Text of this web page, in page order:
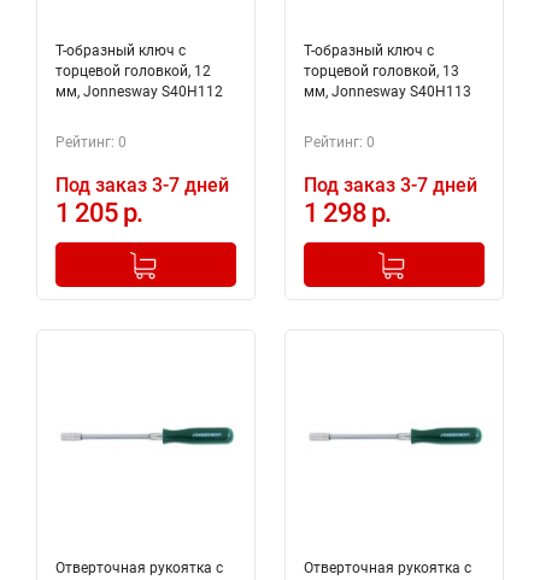
Т-образный ключ с
торцевой головкой, 12
мм, Jonnesway S40H112
Рейтинг: 0
Под заказ 3-7 дней
1 205 р.
+
Добавлено в корзину
Т-образный ключ с
торцевой головкой, 13
мм, Jonnesway S40H113
Рейтинг: 0
Под заказ 3-7 дней
1 298 р.
+
Добавлено в корзину
Отверточная рукоятка с
Отверточная рукоятка с